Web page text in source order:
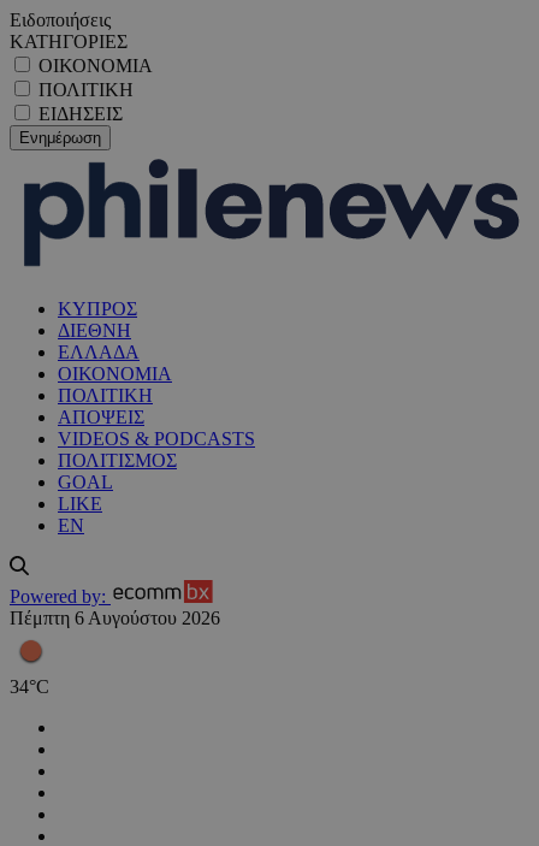
Ειδοποιήσεις
ΚΑΤΗΓΟΡΙΕΣ
ΟΙΚΟΝΟΜΙΑ
ΠΟΛΙΤΙΚΗ
ΕΙΔΗΣΕΙΣ
ΚΥΠΡΟΣ
ΔΙΕΘΝΗ
ΕΛΛΑΔΑ
ΟΙΚΟΝΟΜΙΑ
ΠΟΛΙΤΙΚΗ
ΑΠΟΨΕΙΣ
VIDEOS & PODCASTS
ΠΟΛΙΤΙΣΜΟΣ
GOAL
LIKE
EN
Powered by:
Πέμπτη 6 Αυγούστου 2026
34°C